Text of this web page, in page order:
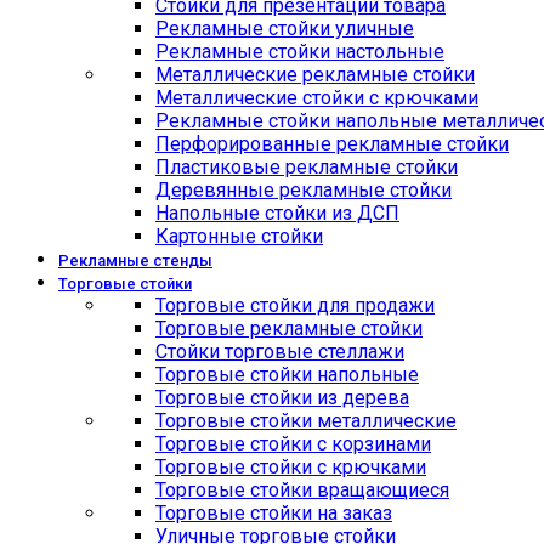
Стойки для презентации товара
Рекламные стойки уличные
Рекламные стойки настольные
Металлические рекламные стойки
Металлические стойки с крючками
Рекламные стойки напольные
Перфорированные рекламные стойки
Пластиковые рекламные стойки
Деревянные рекламные стойки
Напольные стойки из ДСП
Картонные стойки
Рекламные стенды
Торговые стойки
Торговые стойки для продажи
Торговые рекламные стойки
Стойки торговые стеллажи
Торговые стойки напольные
Торговые стойки из дерева
Торговые стойки металлические
Торговые стойки с корзинами
Торговые стойки с крючками
Торговые стойки вращающиеся
Торговые стойки на заказ
Уличные торговые стойки